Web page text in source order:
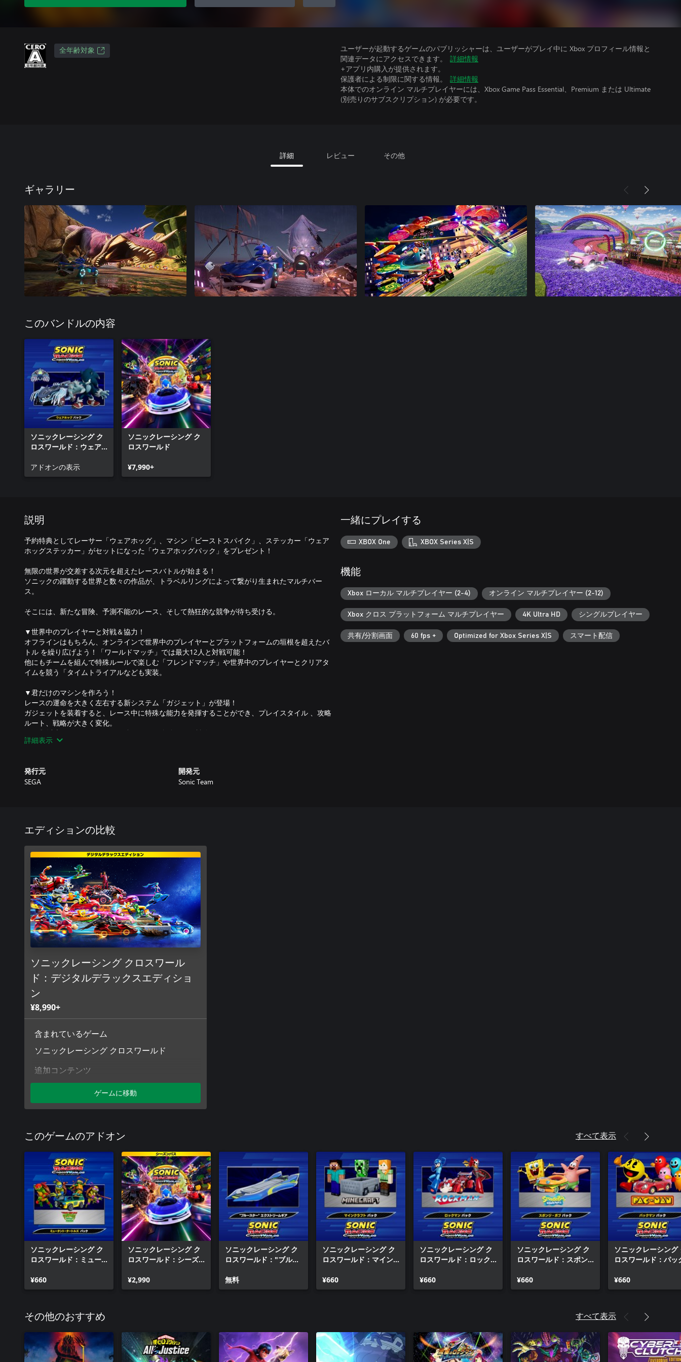
全年齢対象
ユーザーが起動するゲームのパブリッシャーは、ユーザーがプレイ中に Xbox プロフィール情報と
関連データにアクセスできます。
詳細情報
+アプリ内購入が提供されます。
保護者による制限に関する情報。
詳細情報
本体でのオンライン マルチプレイヤーには、Xbox Game Pass Essential、Premium または Ultimate
(別売りのサブスクリプション) が必要です。
詳細 レビュー その他
ギャラリー
このバンドルの内容
ソニックレーシング ク
ロスワールド：ウェア
アドオンの表示
ソニックレーシング ク
ロスワールド
¥7,990+
説明
予約特典としてレーサー「ウェアホッグ」、マシン「ビーストスパイク」、ステッカー「ウェア
ホッグステッカー」がセットになった「ウェアホッグパック」をプレゼント！
無限の世界が交差する次元を超えたレースバトルが始まる！
ソニックの躍動する世界と数々の作品が、トラベルリングによって繋がり生まれたマルチバー
ス。
そこには、新たな冒険、予測不能のレース、そして熱狂的な競争が待ち受ける。
▼世界中のプレイヤーと対戦＆協力！
オフラインはもちろん、オンラインで世界中のプレイヤーとプラットフォームの垣根を超えたバ
トル を繰り広げよう！「ワールドマッチ」では最大12人と対戦可能！
他にもチームを組んで特殊ルールで楽しむ「フレンドマッチ」や世界中のプレイヤーとクリアタ
イムを競う「タイムトライアルなども実装。
▼君だけのマシンを作ろう！
レースの運命を大きく左右する新システム「ガジェット」が登場！
ガジェットを装着すると、レース中に特殊な能力を発揮することができ、プレイスタイル 、攻略
ルート、戦略が大きく変化。
70種類以上のガジェットを組み合わせて、自分だけの戦略を見つけよう。
さらに、マシンも前後のパーツカスタムに加えて、色はもちろんステッカー、質感まで自由自
▼毎周コースに変化が起こる予測不能なレース体験！
▼シリーズ史上最多のキャラクターが登場！
ソニックシリーズから23人のキャラクター達がレーサーとして参戦！
お気に入りのキャラクターでレースを楽 しもう。
▼戦略の鍵を握る「アイテム」も多数登場！
マシンが巨大化し、ライバルを踏み潰しながら走る「モンスタートラック」など、様々なアイテ
ムが登場！
※こちらの商品を含むセット商品もございます。重複購入にご注意下さい。
詳細表示
発行元
SEGA
開発元
Sonic Team
一緒にプレイする
XBOX One XBOX Series X|S
機能
Xbox ローカル マルチプレイヤー (2-4) オンライン マルチプレイヤー (2-12)
Xbox クロス プラットフォーム マルチプレイヤー 4K Ultra HD シングルプレイヤー
共有/分割画面 60 fps + Optimized for Xbox Series X|S スマート配信
エディションの比較
ソニックレーシング クロスワール
ド：デジタルデラックスエディショ
ン
¥8,990+
含まれているゲーム
ソニックレーシング クロスワールド
追加コンテンツ
ゲームに移動
このゲームのアドオン すべて表示
ソニックレーシング ク
ロスワールド：ミュー
ック
¥660
ソニックレーシング ク
ロスワールド：シーズ
¥2,990
ソニックレーシング ク
ロスワールド："ブルー
ギア
無料
ソニックレーシング ク
ロスワールド：マイン
¥660
ソニックレーシング ク
ロスワールド：ロック
¥660
ソニックレーシング ク
ロスワールド：スポン
¥660
ソニックレーシング
ロスワールド：パッ
¥660
その他のおすすめ すべて表示